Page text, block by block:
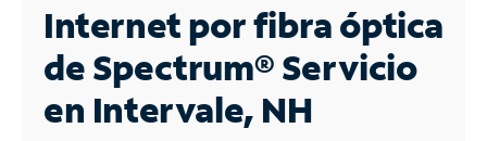
Business
Contáctanos
Internet por fibra óptica
de Spectrum®Servicio
en Intervale, NH